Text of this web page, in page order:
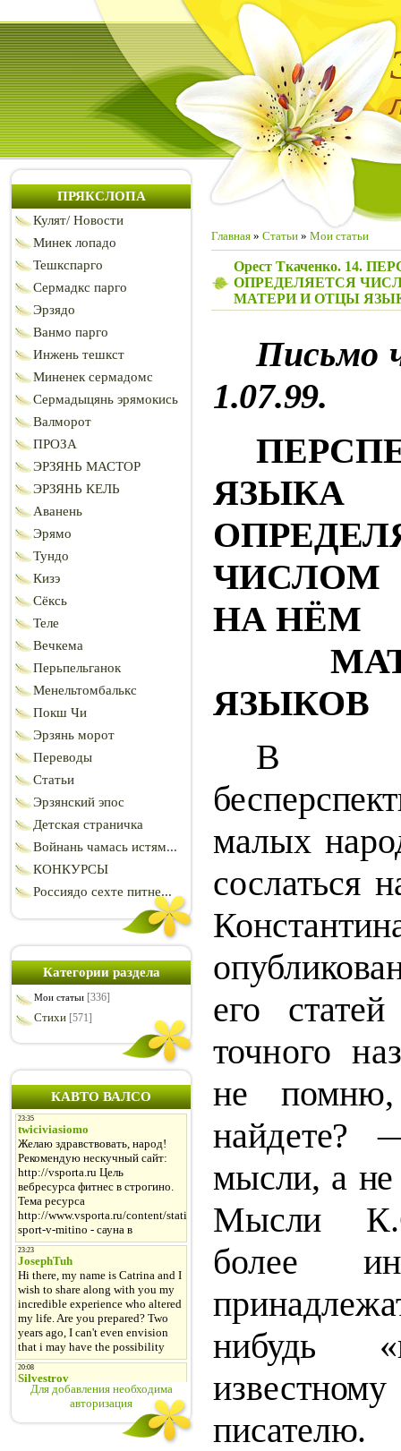
ПРЯКСЛОПА
Кулят/ Новости
Минек лопадо
Тешкспарго
Сермадкс парго
Эрзядо
Ванмо парго
Инжень тешкст
Миненек сермадомс
Сермадыцянь эрямокись
Валморот
ПРОЗА
ЭРЗЯНЬ МАСТОР
ЭРЗЯНЬ КЕЛЬ
Аванень
Эрямо
Тундо
Кизэ
Сёксь
Теле
Вечкема
Перьпельганок
Менельтомбалькс
Покш Чи
Эрзянь морот
Переводы
Статьи
Эрзянский эпос
Детская страничка
Войнань чамась истям...
КОНКУРСЫ
Россиядо сехте питне...
Категории раздела
Мои статьи [336]
Стихи [571]
КАВТО ВАЛСО
Для добавления необходима
авторизация
Главная » Статьи » Мои статьи
Орест Ткаченко. 14.
ОПРЕДЕЛЯЕТСЯ
МАТЕРИ И ОТЦЫ
Письмо
1.07.99.
ЧИСЛОМ
НА НЁМ
ЯЗЫКОВ
В
малых
сослаться
его
точного
не
найде­те?
мысли, а не
Мысли
более
нибудь
писателю.